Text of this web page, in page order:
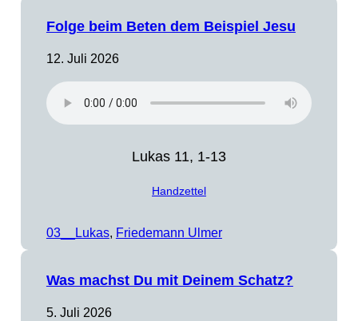
Folge beim Beten dem Beispiel Jesu
12. Juli 2026
Lukas 11, 1-13
Handzettel
03__Lukas, Friedemann Ulmer
Was machst Du mit Deinem Schatz?
5. Juli 2026